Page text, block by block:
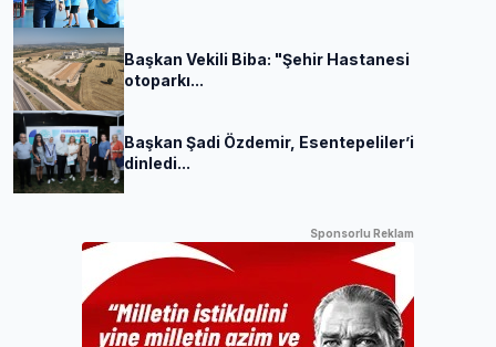
Başkan Vekili Biba: "Şehir Hastanesi
otoparkı...
Başkan Şadi Özdemir, Esentepeliler’i
dinledi...
Sponsorlu Reklam